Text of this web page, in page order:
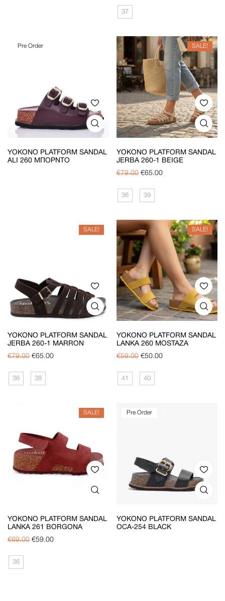
37
Pre Order
YOKONO PLATFORM SANDAL
ALI 260 ΜΠΟΡΝΤΌ
SALE!
YOKONO PLATFORM SANDAL
JERBA 260-1 BEIGE
€79.00 €65.00
36 39
SALE!
YOKONO PLATFORM SANDAL
JERBA 260-1 MARRON
€79.00 €65.00
36 38
SALE!
YOKONO PLATFORM SANDAL
LANKA 260 MOSTAZA
€59.00 €50.00
41 40
SALE!
YOKONO PLATFORM SANDAL
LANKA 261 BORGONA
€69.00 €59.00
36
Pre Order
YOKONO PLATFORM SANDAL
OCA-254 BLACK